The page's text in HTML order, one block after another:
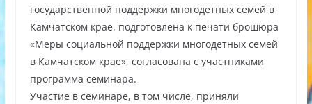
государственной поддержки многодетных семей в
Камчатском крае, подготовлена к печати брошюра
«Меры социальной поддержки многодетных семей
в Камчатском крае», согласована с участниками
программа семинара.
Участие в семинаре, в том числе, приняли